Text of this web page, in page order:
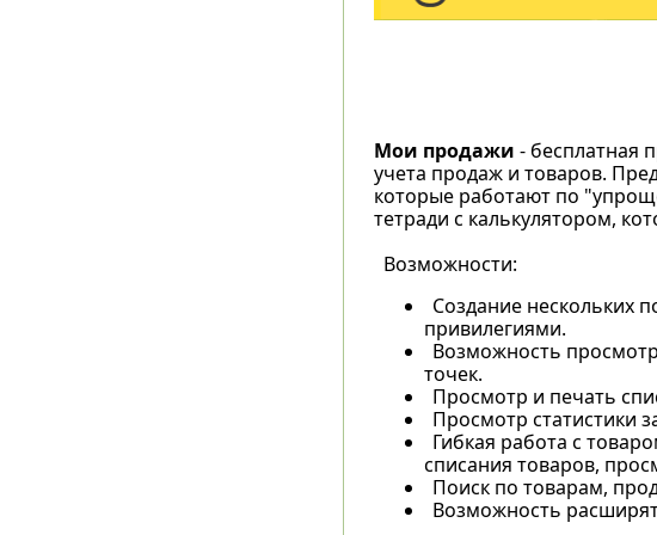
Мои продажи - бесплатная
учета продаж и товаров.
которые работают по
тетради с калькулятором,
Возможности:
Создание нескольких
привилегиями.
Возможность
точек.
Просмотр и печать
Просмотр статистики
Гибкая работа с
списания товаров,
Поиск по товарам,
Возможность